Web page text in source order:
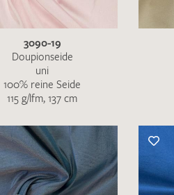
3090-19
Doupionseide
uni
100% reine Seide
115 g/lfm, 137 cm